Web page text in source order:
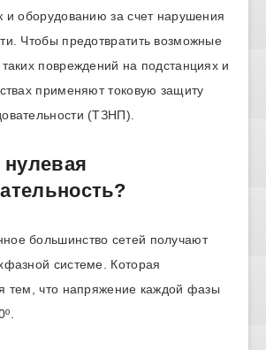
и оборудованию за счет нарушения
Чтобы предотвратить возможные
повреждений на подстанциях и
применяют токовую защиту
(ТЗНП).
нулевая
большинство сетей получают
системе. Которая
тем, что напряжение каждой фазы